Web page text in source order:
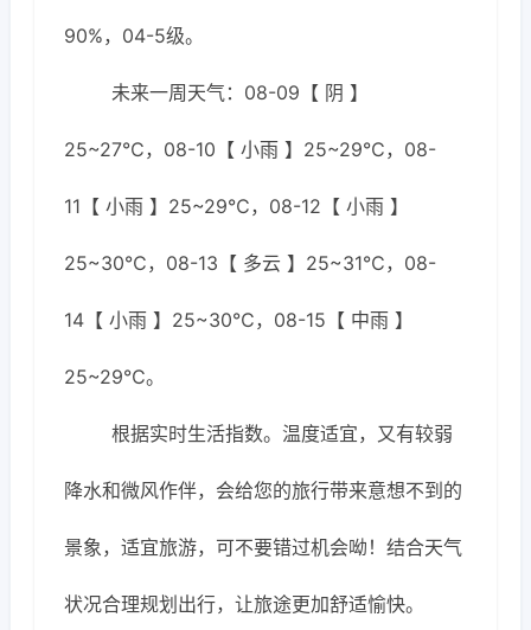
90%，04-5级。
未来一周天气：08-09【 阴 】
25~27℃，08-10【 小雨 】25~29℃，08-
11【 小雨 】25~29℃，08-12【 小雨 】
25~30℃，08-13【 多云 】25~31℃，08-
14【 小雨 】25~30℃，08-15【 中雨 】
25~29℃。
根据实时生活指数。温度适宜，又有较弱
降水和微风作伴，会给您的旅行带来意想不到的
景象，适宜旅游，可不要错过机会呦！结合天气
状况合理规划出行，让旅途更加舒适愉快。